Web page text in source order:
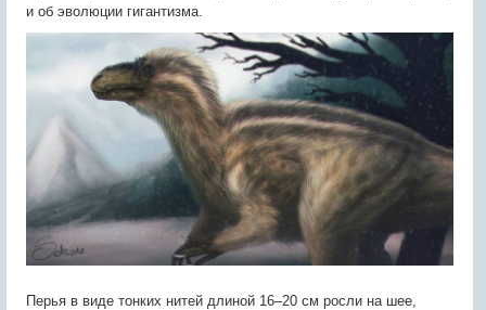
и об эволюции гигантизма.
Перья в виде тонких нитей длиной 16–20 см росли на шее,